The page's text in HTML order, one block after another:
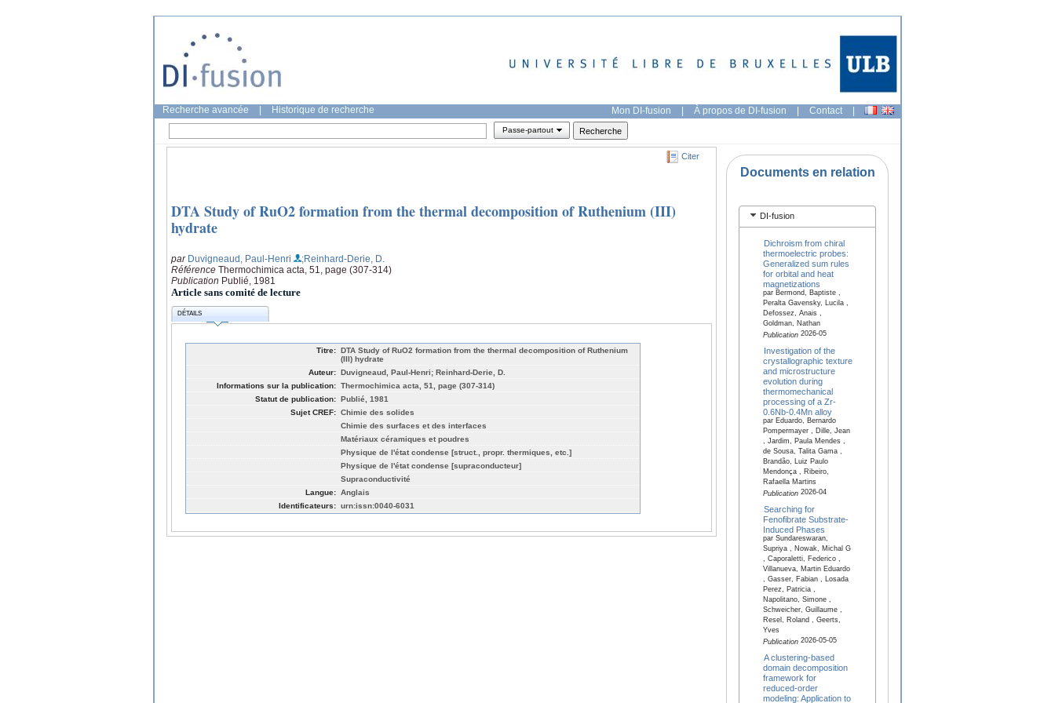
Recherche avancée Historique de recherche Mon DI-fusion | À propos de DI-fusion | Contact |
Passe-partout
Citer
DTA Study of RuO2 formation from the thermal decomposition of Ruthenium (III)
hydrate
par Duvigneaud, Paul-Henri
;Reinhard-Derie, D.
Référence Thermochimica acta, 51, page (307-314)
Publication Publié, 1981
Article sans comité de lecture
DÉTAILS
Titre: DTA Study of RuO2 formation from the thermal decomposition of Ruthenium
(III) hydrate
Auteur: Duvigneaud, Paul-Henri; Reinhard-Derie, D.
Informations sur la publication: Thermochimica acta, 51, page (307-314)
Statut de publication: Publié, 1981
Sujet CREF: Chimie des solides
Chimie des surfaces et des interfaces
Matériaux céramiques et poudres
Physique de l'état condense [struct., propr. thermiques, etc.]
Physique de l'état condense [supraconducteur]
Supraconductivité
Langue: Anglais
Identificateurs: urn:issn:0040-6031
Documents en relation
DI-fusion
Dichroism from chiral
thermoelectric probes:
Generalized sum rules
for orbital and heat
magnetizations
par Bermond, Baptiste ,
Peralta Gavensky, Lucila ,
Defossez, Anais ,
Goldman, Nathan
Publication2026-05
Investigation of the
crystallographic texture
and microstructure
evolution during
thermomechanical
processing of a Zr-
0.6Nb-0.4Mn alloy
par Eduardo, Bernardo
Pompermayer , Dille, Jean
, Jardim, Paula Mendes ,
de Sousa, Talita Gama ,
Brandão, Luiz Paulo
Mendonça , Ribeiro,
Rafaella Martins
Publication2026-04
Searching for
Fenofibrate Substrate-
Induced Phases
par Sundareswaran,
Supriya , Nowak, Michal G
, Caporaletti, Federico ,
Villanueva, Martin Eduardo
, Gasser, Fabian , Losada
Perez, Patricia ,
Napolitano, Simone ,
Schweicher, Guillaume ,
Resel, Roland , Geerts,
Yves
Publication2026-05-05
A clustering-based
domain decomposition
framework for
reduced-order
modeling: Application to